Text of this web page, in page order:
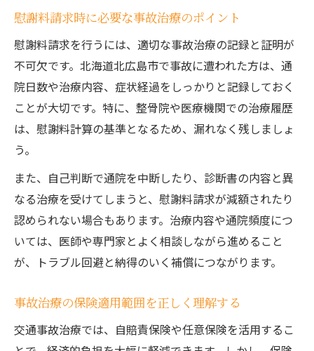
慰謝料請求時に必要な事故治療のポイント
慰謝料請求を行うには、適切な事故治療の記録と証明が
不可欠です。北海道北広島市で事故に遭われた方は、通
院日数や治療内容、症状経過をしっかりと記録しておく
ことが大切です。特に、整骨院や医療機関での治療履歴
は、慰謝料計算の基準となるため、漏れなく残しましょ
う。
また、自己判断で通院を中断したり、診断書の内容と異
なる治療を受けてしまうと、慰謝料請求が減額されたり
認められない場合もあります。治療内容や通院頻度につ
いては、医師や専門家とよく相談しながら進めること
が、トラブル回避と納得のいく補償につながります。
事故治療の保険適用範囲を正しく理解する
交通事故治療では、自賠責保険や任意保険を活用するこ